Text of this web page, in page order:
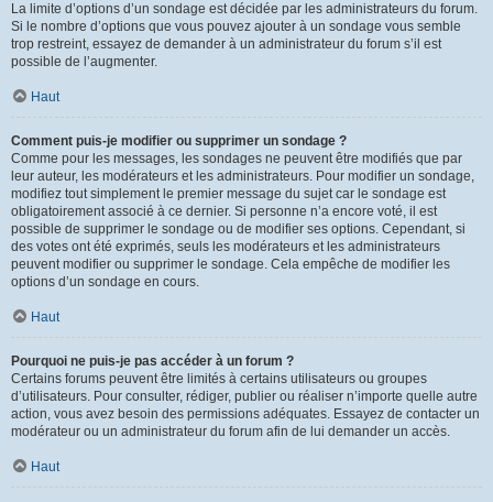
La limite d’options d’un sondage est décidée par les administrateurs du forum.
Si le nombre d’options que vous pouvez ajouter à un sondage vous semble
trop restreint, essayez de demander à un administrateur du forum s’il est
possible de l’augmenter.
Haut
Comment puis-je modifier ou supprimer un sondage ?
Comme pour les messages, les sondages ne peuvent être modifiés que par
leur auteur, les modérateurs et les administrateurs. Pour modifier un sondage,
modifiez tout simplement le premier message du sujet car le sondage est
obligatoirement associé à ce dernier. Si personne n’a encore voté, il est
possible de supprimer le sondage ou de modifier ses options. Cependant, si
des votes ont été exprimés, seuls les modérateurs et les administrateurs
peuvent modifier ou supprimer le sondage. Cela empêche de modifier les
options d’un sondage en cours.
Haut
Pourquoi ne puis-je pas accéder à un forum ?
Certains forums peuvent être limités à certains utilisateurs ou groupes
d’utilisateurs. Pour consulter, rédiger, publier ou réaliser n’importe quelle autre
action, vous avez besoin des permissions adéquates. Essayez de contacter un
modérateur ou un administrateur du forum afin de lui demander un accès.
Haut